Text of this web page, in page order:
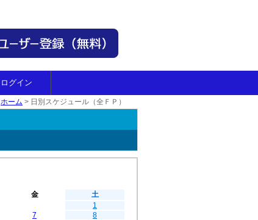
ログイン
ホーム > 日別スケジュール（全ＦＰ）
金
土
1
7
8